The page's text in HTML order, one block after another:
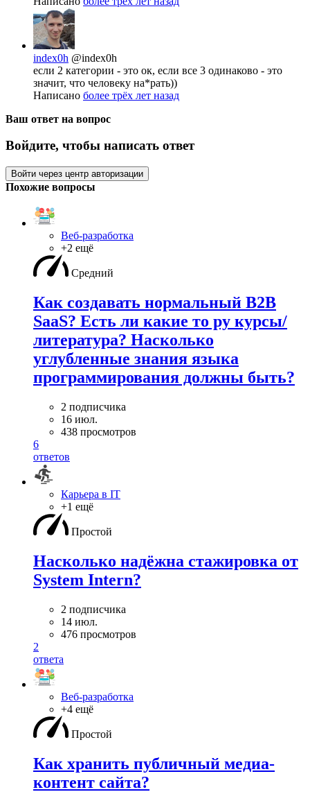
index0h @index0h
если 2 категории - это ок, если все 3 одинаково - это
значит, что человеку на*рать))
Написано более трёх лет назад
Ваш ответ на вопрос
Войдите, чтобы написать ответ
Войти через центр авторизации
Похожие вопросы
Веб-разработка
+2 ещё
Средний
Как создавать нормальный B2B
SaaS? Есть ли какие то ру курсы/
литература? Насколько
углубленные знания языка
программирования должны быть?
2 подписчика
16 июл.
438 просмотров
6
ответов
Карьера в IT
+1 ещё
Простой
Насколько надёжна стажировка от
System Intern?
2 подписчика
14 июл.
476 просмотров
2
ответа
Веб-разработка
+4 ещё
Простой
Как хранить публичный медиа-
контент сайта?